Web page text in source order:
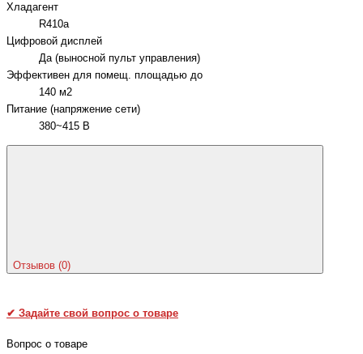
Хладагент
R410a
Цифровой дисплей
Да (выносной пульт управления)
Эффективен для помещ. площадью до
140 м2
Питание (напряжение сети)
380~415 В
Отзывов (0)
✔ Задайте свой вопрос о товаре
Вопрос о товаре